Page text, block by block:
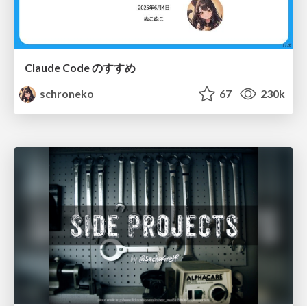
Claude Code のすすめ
schroneko
67 230k